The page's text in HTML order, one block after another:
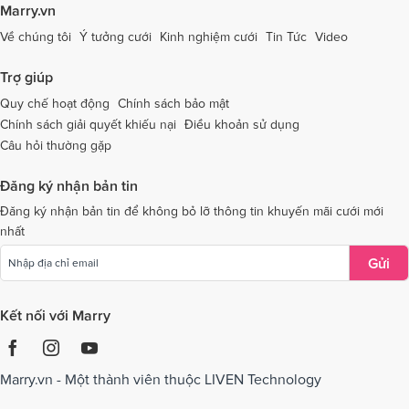
Dịch vụ cưới tại Thái Bình Dịch vụ cưới tại Thanh Hóa
Dịch vụ cưới tại Thừa Thiên - Huế
Dịch vụ cưới tại An Giang Dịch vụ cưới tại Trà Vinh
Dịch vụ cưới tại Tuyên Quang
Dịch vụ cưới tại Bà Rịa - Vũng TàuDịch vụ cưới tại Bắc Giang
Dịch vụ cưới tại Bắc Kạn
Marry.vn
Về chúng tôi Ý tưởng cưới Kinh nghiệm cưới Tin Tức Video
Trợ giúp
Quy chế hoạt động
Chính sách bảo mật
Chính sách giải quyết khiếu nại Điều khoản sử dụng
Câu hỏi thường gặp
Đăng ký nhận bản tin
Đăng ký nhận bản tin để không bỏ lỡ thông tin khuyến mãi cưới mới
nhất
Gửi
Kết nối với Marry
Marry.vn - Một thành viên thuộc LIVEN Technology